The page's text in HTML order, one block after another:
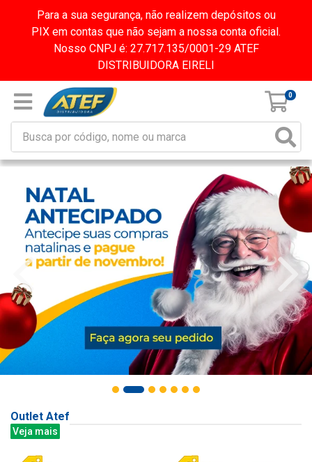
Para a sua segurança, não realizem depósitos ou
PIX em contas que não sejam a nossa conta oficial.
Nosso CNPJ é: 27.717.135/0001-29 ATEF
DISTRIBUIDORA EIRELI
0
Outlet Atef
Veja mais